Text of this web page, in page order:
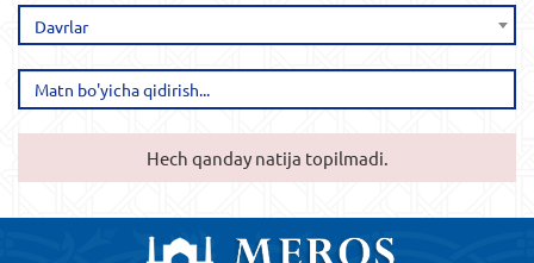
Davrlar
Hech qanday natija topilmadi.